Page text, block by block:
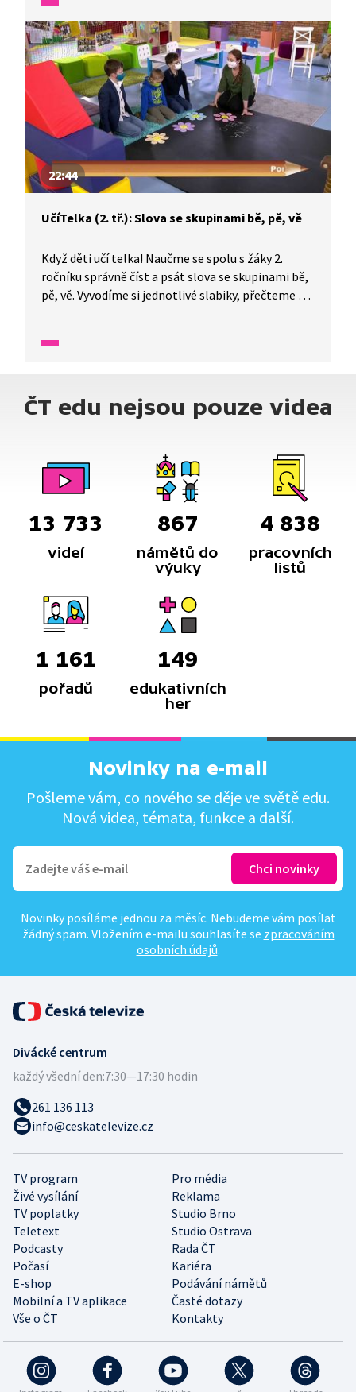
dřív?
22:44
UčíTelka (2. tř.): Slova se skupinami bě, pě, vě
Když děti učí telka! Naučme se spolu s žáky 2.
ročníku správně číst a psát slova se skupinami bě,
pě, vě. Vyvodíme si jednotlivé slabiky, přečteme si
ČT edu nejsou pouze videa
13 733
videí
867
námětů do
výuky
4 838
pracovních
listů
1 161
pořadů
149
edukativních
her
Novinky na e-mail
Pošleme vám, co nového se děje ve světě edu.
Nová videa, témata, funkce a další.
Novinky posíláme jednou za měsíc. Nebudeme vám posílat
žádný spam. Vložením e-mailu souhlasíte se zpracováním
osobních údajů.